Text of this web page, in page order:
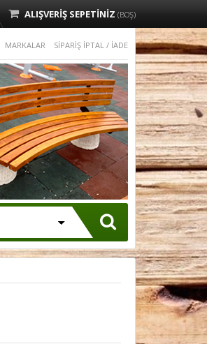
ALIŞVERİŞ SEPETİNİZ (BOŞ)
MARKALAR SİPARİŞ İPTAL / İADE